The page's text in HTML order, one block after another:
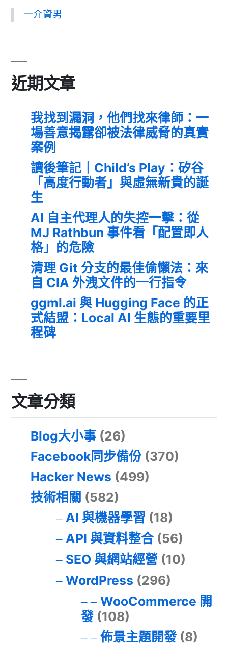
一介資男
近期文章
我找到漏洞，他們找來律師：一
場善意揭露卻被法律威脅的真實
案例
讀後筆記｜Child’s Play：矽谷
「高度行動者」與虛無新貴的誕
生
AI 自主代理人的失控一擊：從
MJ Rathbun 事件看「配置即人
格」的危險
清理 Git 分支的最佳偷懶法：來
自 CIA 外洩文件的一行指令
ggml.ai 與 Hugging Face 的正
式結盟：Local AI 生態的重要里
程碑
文章分類
Blog大小事 (26)
Facebook同步備份 (370)
Hacker News (499)
技術相關 (582)
AI 與機器學習 (18)
API 與資料整合(56)
SEO 與網站經營 (10)
WordPress (296)
WooCommerce 開
發(108)
佈景主題開發(8)